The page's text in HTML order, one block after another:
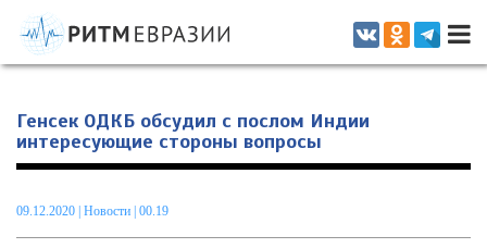
Информационно-аналитическое издание, посвященное актуальным
проблемам интеграции на постсоветском пространстве
Генсек ОДКБ обсудил с послом Индии
интересующие стороны вопросы
09.12.2020 Новости | 00.19